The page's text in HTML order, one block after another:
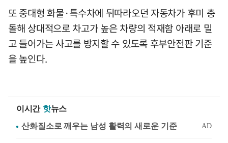
또 중대형 화물·특수차에 뒤따라오던 자동차가 후미 충
돌해 상대적으로 차고가 높은 차량의 적재함 아래로 밀
고 들어가는 사고를 방지할 수 있도록 후부안전판 기준
을 높인다.
이시간 핫뉴스